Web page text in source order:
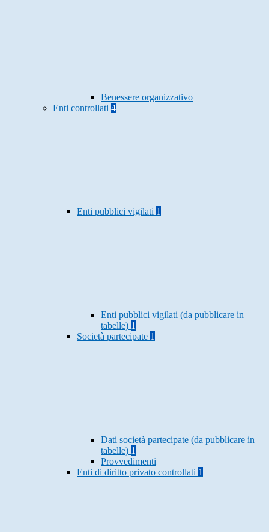
Benessere organizzativo
Enti controllati 4
Enti pubblici vigilati 1
Enti pubblici vigilati (da pubblicare in
tabelle) 1
Società partecipate 1
Dati società partecipate (da pubblicare in
tabelle) 1
Provvedimenti
Enti di diritto privato controllati 1